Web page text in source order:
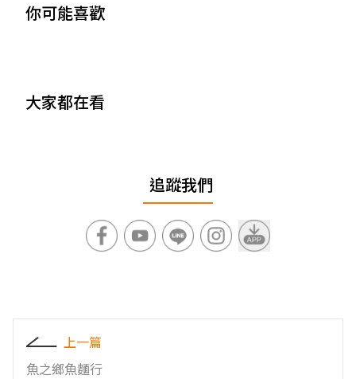
你可能喜歡
大家都在看
追蹤我們
上一篇
魚之鄉魚麵行